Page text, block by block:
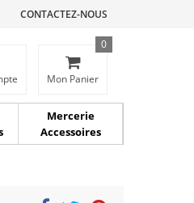
CONTACTEZ-NOUS
Mon Panier
0
Mercerie
Accessoires